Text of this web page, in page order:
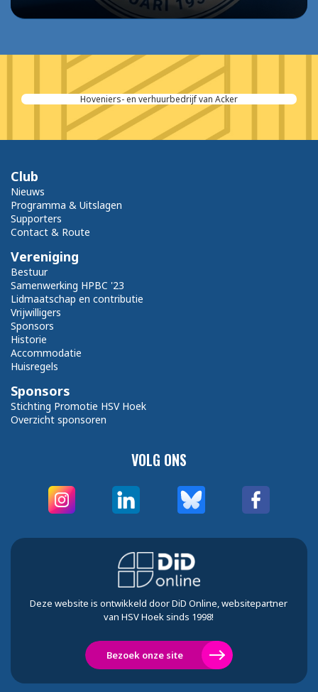
Hoveniers- en verhuurbedrijf van Acker
VOLG ONS
Club
Nieuws
Programma & Uitslagen
Supporters
Contact & Route
Vereniging
Bestuur
Samenwerking HPBC '23
Lidmaatschap en contributie
Vrijwilligers
Sponsors
Historie
Accommodatie
Huisregels
Sponsors
Stichting Promotie HSV Hoek
Overzicht sponsoren
Deze website is ontwikkeld door DiD Online, websitepartner
van HSV Hoek sinds 1998!
Bezoek onze site